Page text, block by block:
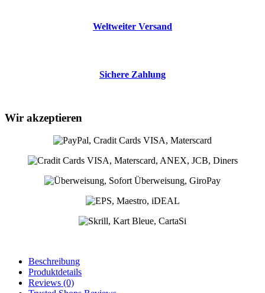
Weltweiter Versand
Sichere Zahlung
Wir akzeptieren
Beschreibung
Produktdetails
Reviews (0)